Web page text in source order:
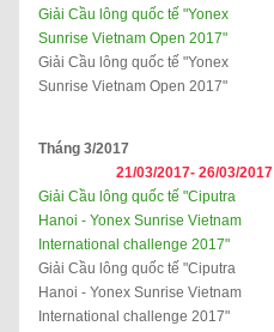
Giải Cầu lông quốc tế "Yonex
Sunrise Vietnam Open 2017"
Giải Cầu lông quốc tế "Yonex
Sunrise Vietnam Open 2017"
Tháng 3/2017
21/03/2017- 26/03/2017
Giải Cầu lông quốc tế "Ciputra
Hanoi - Yonex Sunrise Vietnam
International challenge 2017"
Giải Cầu lông quốc tế "Ciputra
Hanoi - Yonex Sunrise Vietnam
International challenge 2017"